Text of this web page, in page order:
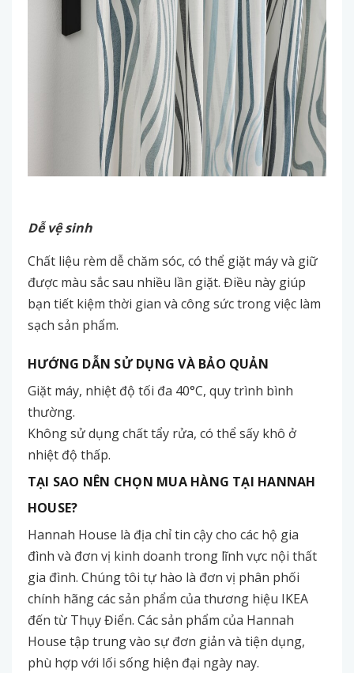
Dễ vệ sinh
Chất liệu rèm dễ chăm sóc, có thể giặt máy và giữ
được màu sắc sau nhiều lần giặt. Điều này giúp
bạn tiết kiệm thời gian và công sức trong việc làm
sạch sản phẩm.
HƯỚNG DẪN SỬ DỤNG VÀ BẢO QUẢN
Giặt máy, nhiệt độ tối đa 40°C, quy trình bình
thường.
Không sử dụng chất tẩy rửa, có thể sấy khô ở
nhiệt độ thấp.
TẠI SAO NÊN CHỌN MUA HÀNG TẠI HANNAH
HOUSE?
Hannah House là địa chỉ tin cậy cho các hộ gia
đình và đơn vị kinh doanh trong lĩnh vực nội thất
gia đình. Chúng tôi tự hào là đơn vị phân phối
chính hãng các sản phẩm của thương hiệu IKEA
đến từ Thụy Điển. Các sản phẩm của Hannah
House tập trung vào sự đơn giản và tiện dụng,
phù hợp với lối sống hiện đại ngày nay.